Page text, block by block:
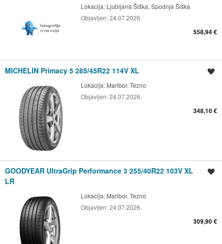
Lokacija: Ljubljana Šiška, Spodnja Šiška
Objavljen:24.07.2026.
558,94 €
MICHELIN Primacy 5 285/45R22 114V XL
Lokacija: Maribor, Tezno
Objavljen:24.07.2026.
348,10 €
GOODYEAR UltraGrip Performance 3 255/40R22 103V XL
LR
Lokacija: Maribor, Tezno
Objavljen:24.07.2026.
309,90 €